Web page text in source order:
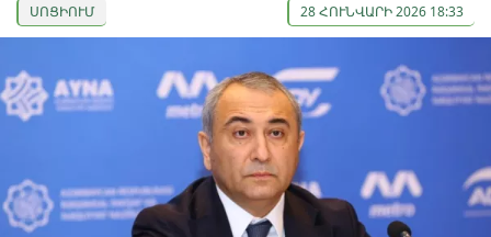
ՍՈՑԻՈՒՄ 28 ՀՈՒՆՎԱՐԻ 2026 18:33